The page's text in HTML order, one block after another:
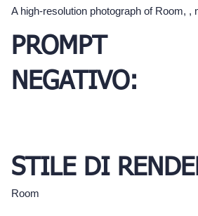
A high-resolution photograph of Room, ,
PROMPT
NEGATIVO:
STILE DI
Room